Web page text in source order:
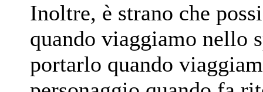
Inoltre, è strano che
quando viaggiamo nello
portarlo quando